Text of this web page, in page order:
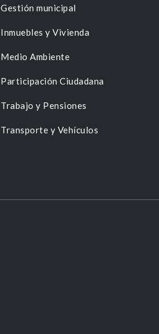
Gestión municipal
Inmuebles y Vivienda
Medio Ambiente
Participación Ciudadana
Trabajo y Pensiones
Transporte y Vehículos